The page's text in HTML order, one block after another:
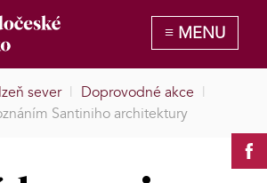
sever | Doprovodné akce |
Santiniho architektury